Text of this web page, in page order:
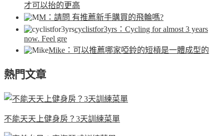
才可以抬的更高
M ：請問 有推薦新手購買的飛輪嗎?
cyclistfor3yrs ：Cycling for almost 3 years
now. Feel gre
Mike ：可以推薦哪家啞鈴的短槓是一體成型的
熱門文章
不能天天上健身房？3天訓練菜單